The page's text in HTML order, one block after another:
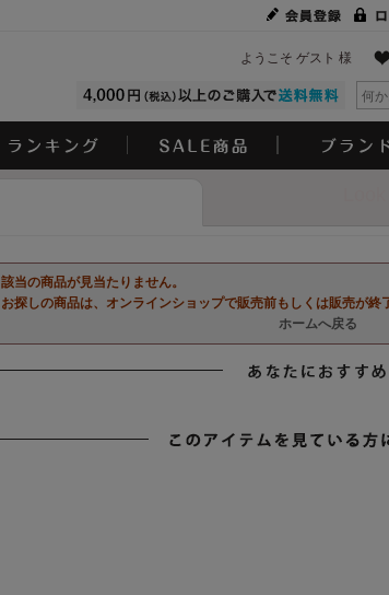
ようこそ ゲスト 様
該当の商品が見当たりません。
お探しの商品は、オンラインショップで販売前もしくは販売が終
ホームへ戻る